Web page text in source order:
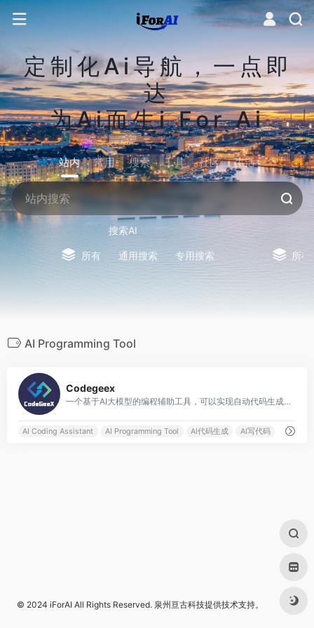
定制化Ai导航，一点即
达
为Ai而生i For Ai
站内 常用 搜索 工具 社区 生活
搜索AI
所有 通用搜索 专用搜索 所有
AI Programming Tool
Codegeex
一个基于AI大模型的编程辅助工具，可以实现自动代码生成、代码翻译、自动编写注释等功能
AI Coding Assistant AI Programming Tool AI代码生成 AI写代码
© 2024 iForAI All Rights Reserved. 泉州亘古科技提供技术支持。